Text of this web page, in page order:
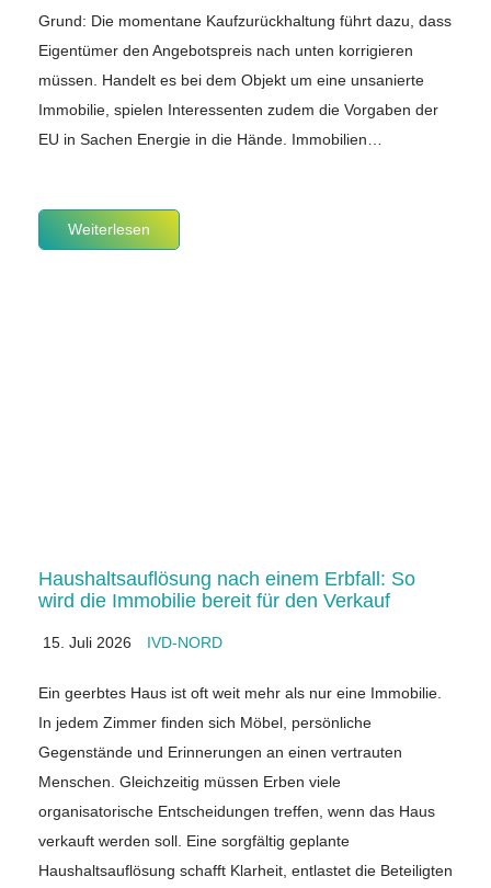
Grund: Die momentane Kaufzurückhaltung führt dazu, dass
Eigentümer den Angebotspreis nach unten korrigieren
müssen. Handelt es bei dem Objekt um eine unsanierte
Immobilie, spielen Interessenten zudem die Vorgaben der
EU in Sachen Energie in die Hände. Immobilien…
Weiterlesen
Haushaltsauflösung nach einem Erbfall: So
wird die Immobilie bereit für den Verkauf
15. Juli 2026 IVD-NORD
Ein geerbtes Haus ist oft weit mehr als nur eine Immobilie.
In jedem Zimmer finden sich Möbel, persönliche
Gegenstände und Erinnerungen an einen vertrauten
Menschen. Gleichzeitig müssen Erben viele
organisatorische Entscheidungen treffen, wenn das Haus
verkauft werden soll. Eine sorgfältig geplante
Haushaltsauflösung schafft Klarheit, entlastet die Beteiligten